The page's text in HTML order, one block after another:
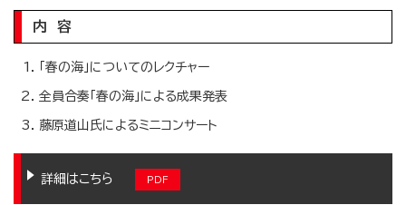
内 容
「春の海」についてのレクチャー
全員合奏「春の海」による成果発表
藤原道山氏によるミニコンサート
詳細はこちら